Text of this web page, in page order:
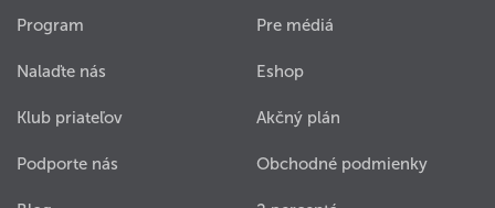
Program
Nalaďte nás
Klub priateľov
Podporte nás
Pre médiá
Eshop
Akčný plán
Obchodné podmienky